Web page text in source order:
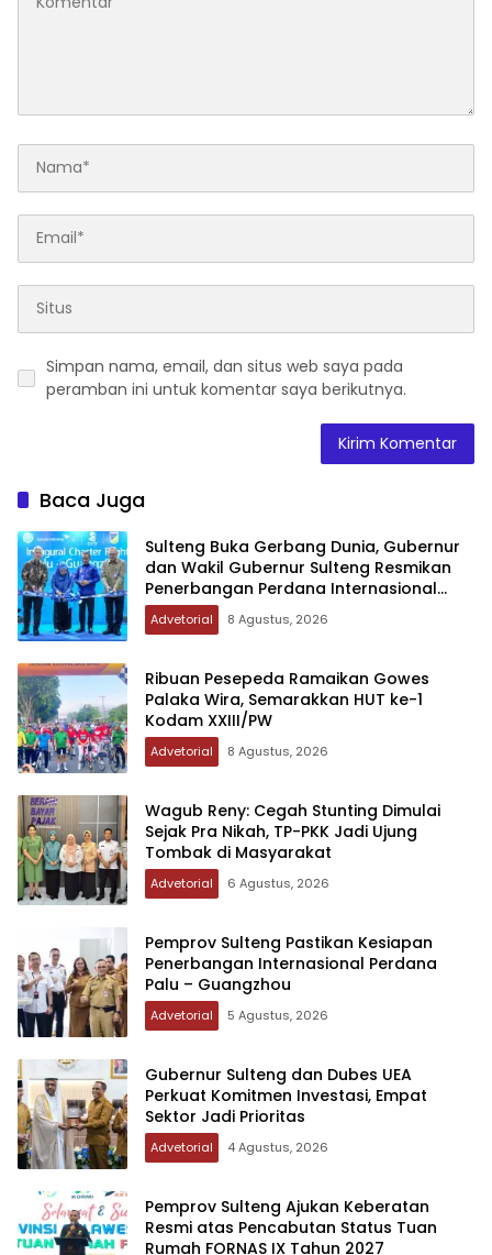
Simpan nama, email, dan situs web saya pada
peramban ini untuk komentar saya berikutnya.
Baca Juga
Sulteng Buka Gerbang Dunia, Gubernur
dan Wakil Gubernur Sulteng Resmikan
Penerbangan Perdana Internasional
Palu-Guangzhou
Advetorial 8 Agustus, 2026
Ribuan Pesepeda Ramaikan Gowes
Palaka Wira, Semarakkan HUT ke-1
Kodam XXIII/PW
Advetorial 8 Agustus, 2026
Wagub Reny: Cegah Stunting Dimulai
Sejak Pra Nikah, TP-PKK Jadi Ujung
Tombak di Masyarakat
Advetorial 6 Agustus, 2026
Pemprov Sulteng Pastikan Kesiapan
Penerbangan Internasional Perdana
Palu – Guangzhou
Advetorial 5 Agustus, 2026
Gubernur Sulteng dan Dubes UEA
Perkuat Komitmen Investasi, Empat
Sektor Jadi Prioritas
Advetorial 4 Agustus, 2026
Pemprov Sulteng Ajukan Keberatan
Resmi atas Pencabutan Status Tuan
Rumah FORNAS IX Tahun 2027